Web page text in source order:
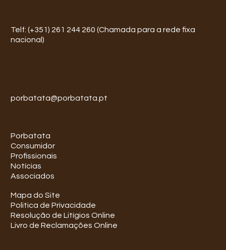
Telf: (+351) 261 244 260 (Chamada para a rede fixa
nacional)
porbatata@porbatata.pt
Porbatata
Consumidor
Profissionais
Notícias
Associados
Mapa do Site
Politica de Privacidade
Resolução de Litígios Online
Livro de Reclamações Online